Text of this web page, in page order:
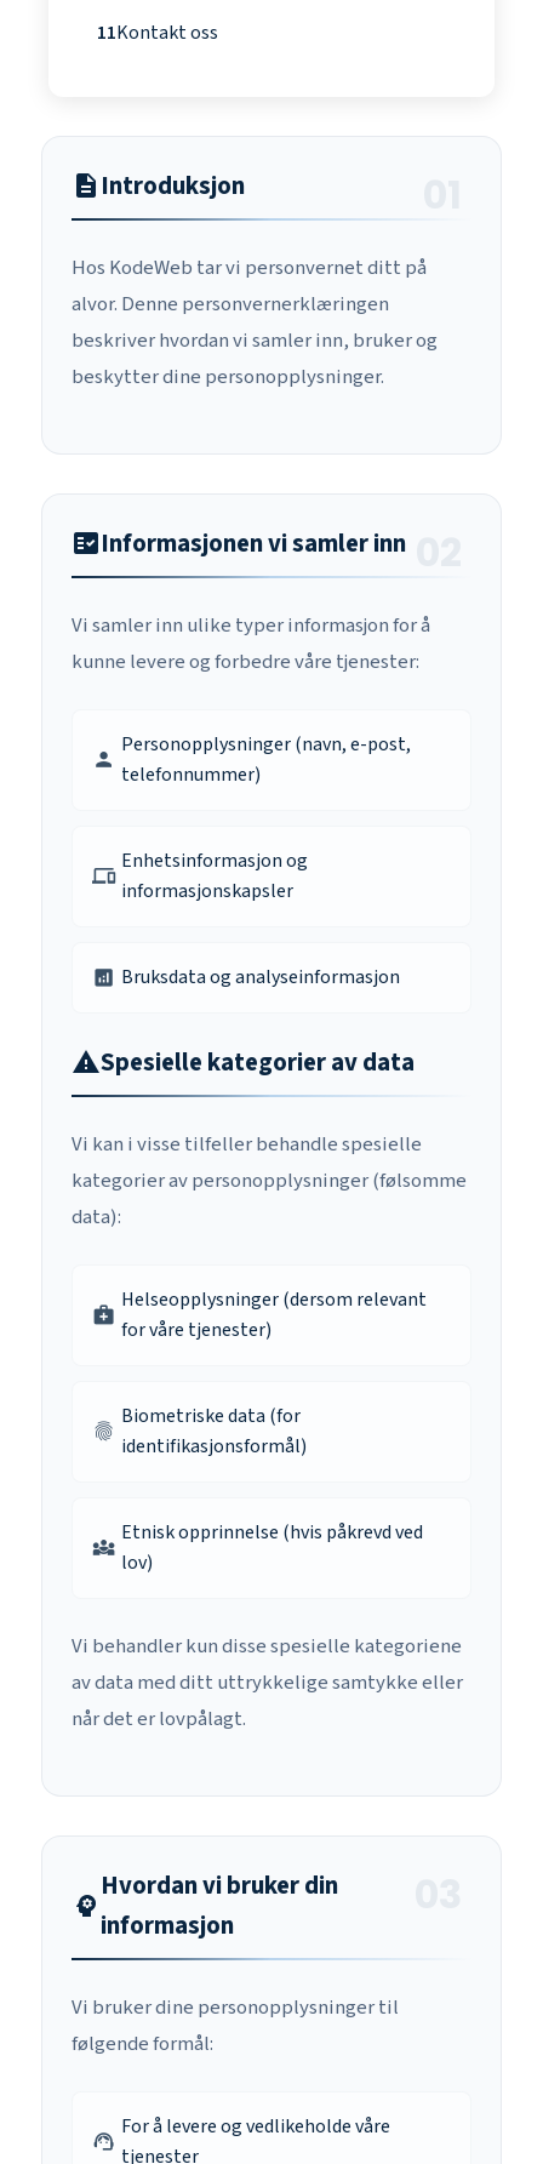
11Kontakt oss
description Introduksjon
Hos KodeWeb tar vi personvernet ditt på
alvor. Denne personvernerklæringen
beskriver hvordan vi samler inn, bruker og
beskytter dine personopplysninger.
fact_checkInformasjonen vi samler inn
Vi samler inn ulike typer informasjon for å
kunne levere og forbedre våre tjenester:
person
Personopplysninger (navn, e-post,
telefonnummer)
devices
Enhetsinformasjon og
informasjonskapsler
analytics Bruksdata og analyseinformasjon
warningSpesielle kategorier av data
Vi kan i visse tilfeller behandle spesielle
kategorier av personopplysninger (følsomme
data):
medical_services
Helseopplysninger (dersom relevant
for våre tjenester)
fingerprint
Biometriske data (for
identifikasjonsformål)
diversity_3
Etnisk opprinnelse (hvis påkrevd ved
lov)
Vi behandler kun disse spesielle kategoriene
av data med ditt uttrykkelige samtykke eller
når det er lovpålagt.
psychology
Hvordan vi bruker din
informasjon
Vi bruker dine personopplysninger til
følgende formål:
support_agent
For å levere og vedlikeholde våre
tjenester